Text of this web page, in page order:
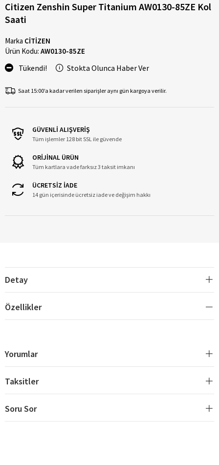
Citizen Zenshin Super Titanium AW0130-85ZE Kol
Saati
Marka CİTİZEN
Ürün Kodu: AW0130-85ZE
Tükendi! Stokta Olunca Haber Ver
Saat 15:00’a kadar verilen siparişler aynı gün kargoya verilir.
GÜVENLİ ALIŞVERİŞ
Tüm işlemler 128 bit SSL ile güvende
ORİJİNAL ÜRÜN
Tüm kartlara vade farksız 3 taksit imkanı
ÜCRETSİZ İADE
14 gün içerisinde ücretsiz iade ve değişim hakkı
Detay
Özellikler
Yorumlar
Taksitler
Soru Sor